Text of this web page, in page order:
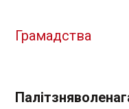
Грамадства